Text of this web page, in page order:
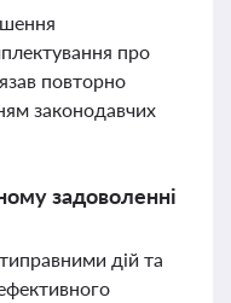
про
повторно
законодавчих
задоволенні
дій та